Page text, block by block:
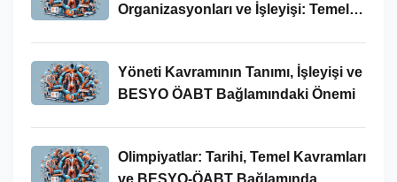
Organizasyonları ve İşleyişi: Temel
Yöneti Kavramının Tanımı, İşleyişi ve
BESYO ÖABT Bağlamındaki Önemi
Olimpiyatlar: Tarihi, Temel Kavramları
ve BESYO-ÖABT Bağlamında